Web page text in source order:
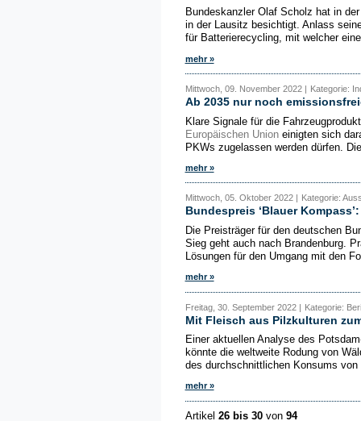
Bundeskanzler Olaf Scholz hat in
in der Lausitz besichtigt. Anlass
für Batterierecycling, mit welcher
mehr »
Mittwoch, 09. November 2022 | Kategorie:
Ab 2035 nur noch
Klare Signale für die
Europäischen Unioneinigten sich
PKWs zugelassen werden dürfen.
mehr »
Mittwoch, 05. Oktober 2022 | Kategorie:
Bundespreis ‘Blauer
Die Preisträger für den deutschen
Sieg geht auch nach Brandenburg.
Lösungen für den Umgang mit den
mehr »
Freitag, 30. September 2022 | Kategorie:
Mit Fleisch aus Pilzkulturen
Einer aktuellen Analyse des
könnte die weltweite Rodung von
des durchschnittlichen Konsums
mehr »
Artikel 26 bis 30von 94